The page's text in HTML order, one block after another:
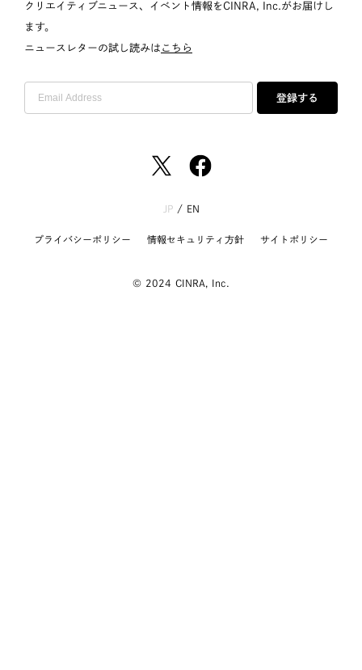
クリエイティブニュース、イベント情報をCINRA, Inc.がお届けし
ます。
ニュースレターの試し読みは こちら
登録する
JP/ EN
プライバシーポリシー 情報セキュリティ方針 サイトポリシー
© 2024 CINRA, Inc.